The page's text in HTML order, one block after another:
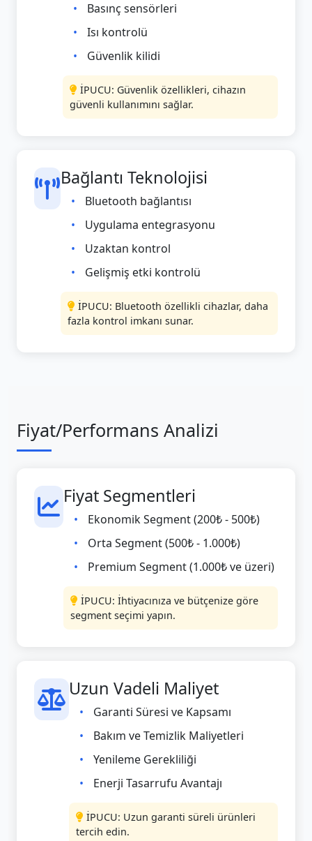
Basınç sensörleri
Isı kontrolü
Güvenlik kilidi
İPUCU: Güvenlik özellikleri, cihazın
güvenli kullanımını sağlar.
Bağlantı Teknolojisi
Bluetooth bağlantısı
Uygulama entegrasyonu
Uzaktan kontrol
Gelişmiş etki kontrolü
İPUCU: Bluetooth özellikli cihazlar, daha
fazla kontrol imkanı sunar.
Fiyat/Performans Analizi
Fiyat Segmentleri
Ekonomik Segment (200₺ - 500₺)
Orta Segment (500₺ - 1.000₺)
Premium Segment (1.000₺ ve üzeri)
İPUCU: İhtiyacınıza ve bütçenize göre
segment seçimi yapın.
Uzun Vadeli Maliyet
Garanti Süresi ve Kapsamı
Bakım ve Temizlik Maliyetleri
Yenileme Gerekliliği
Enerji Tasarrufu Avantajı
İPUCU: Uzun garanti süreli ürünleri
tercih edin.